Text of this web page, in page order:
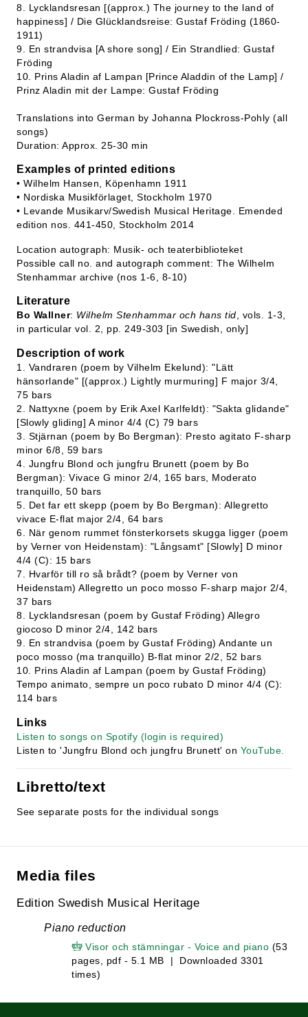
8. Lycklandsresan [(approx.) The journey to the land of
happiness] / Die Glücklandsreise: Gustaf Fröding (1860-
1911)
9. En strandvisa [A shore song] / Ein Strandlied: Gustaf
Fröding
10. Prins Aladin af Lampan [Prince Aladdin of the Lamp] /
Prinz Aladin mit der Lampe: Gustaf Fröding
Translations into German by Johanna Plockross-Pohly (all
songs)
Duration: Approx. 25-30 min
Examples of printed editions
• Wilhelm Hansen, Köpenhamn 1911
• Nordiska Musikförlaget, Stockholm 1970
• Levande Musikarv/Swedish Musical Heritage. Emended
edition nos. 441-450, Stockholm 2014
Location autograph: Musik- och teaterbiblioteket
Possible call no. and autograph comment: The Wilhelm
Stenhammar archive (nos 1-6, 8-10)
Literature
Bo Wallner: Wilhelm Stenhammar och hans tid , vols. 1-3,
in particular vol. 2, pp. 249-303 [in Swedish, only]
Description of work
1. Vandraren (poem by Vilhelm Ekelund): "Lätt
hänsorlande" [(approx.) Lightly murmuring] F major 3/4,
75 bars
2. Nattyxne (poem by Erik Axel Karlfeldt): "Sakta glidande"
[Slowly gliding] A minor 4/4 (C) 79 bars
3. Stjärnan (poem by Bo Bergman): Presto agitato F-sharp
minor 6/8, 59 bars
4. Jungfru Blond och jungfru Brunett (poem by Bo
Bergman): Vivace G minor 2/4, 165 bars, Moderato
tranquillo, 50 bars
5. Det far ett skepp (poem by Bo Bergman): Allegretto
vivace E-flat major 2/4, 64 bars
6. När genom rummet fönsterkorsets skugga ligger (poem
by Verner von Heidenstam): "Långsamt" [Slowly] D minor
4/4 (C): 15 bars
7. Hvarför till ro så brådt? (poem by Verner von
Heidenstam) Allegretto un poco mosso F-sharp major 2/4,
37 bars
8. Lycklandsresan (poem by Gustaf Fröding) Allegro
giocoso D minor 2/4, 142 bars
9. En strandvisa (poem by Gustaf Fröding) Andante un
poco mosso (ma tranquillo) B-flat minor 2/2, 52 bars
10. Prins Aladin af Lampan (poem by Gustaf Fröding)
Tempo animato, sempre un poco rubato D minor 4/4 (C):
114 bars
Links
Listen to songs on Spotify (login is required)
Listen to 'Jungfru Blond och jungfru Brunett' on YouTube.
Libretto/text
See separate posts for the individual songs
Media files
Edition Swedish Musical Heritage
Piano reduction
Visor och stämningar - Voice and piano (53
pages, pdf - 5.1 MB | Downloaded 3301
times)